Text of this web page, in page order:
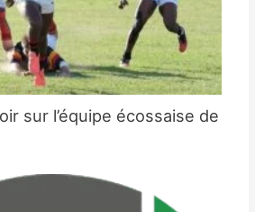
sur l’équipe écossaise de